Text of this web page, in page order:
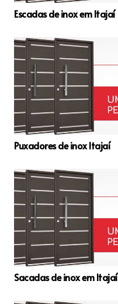
Escadas de inox em Itajaí
Puxadores de inox Itajaí
Sacadas de inox em Itajaí